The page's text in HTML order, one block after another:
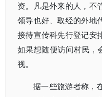
资。凡是外来的人，不
领导也好、取经的外地
接待宣传科先行登记安
如果想随便访问村民，
视。
据一些旅游者称，